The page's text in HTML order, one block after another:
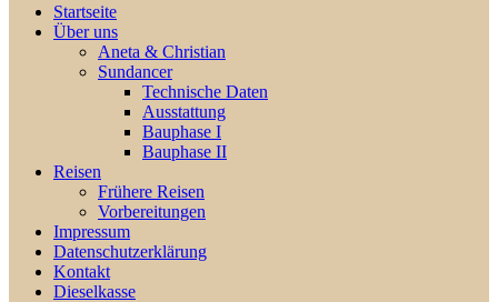
Startseite
Über uns
Aneta & Christian
Sundancer
Technische Daten
Ausstattung
Bauphase I
Bauphase II
Reisen
Frühere Reisen
Vorbereitungen
Impressum
Datenschutzerklärung
Kontakt
Dieselkasse